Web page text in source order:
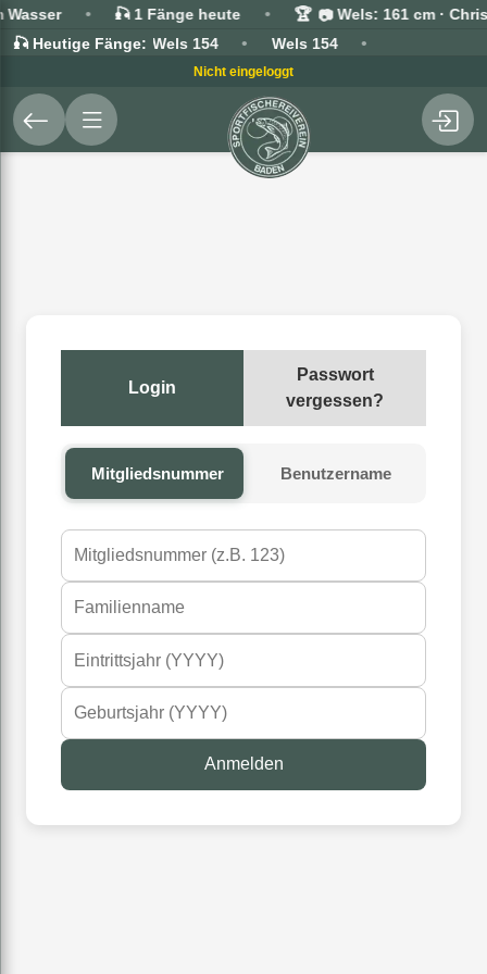
Wasser • 🎣 1 Fänge heute • 🏆 📷Wels: 161 cm ·
🎣 Heutige Fänge: Wels 154 • Wels 154 •
Nicht eingeloggt
Login
Passwort
vergessen?
Mitgliedsnummer Benutzername
Anmelden